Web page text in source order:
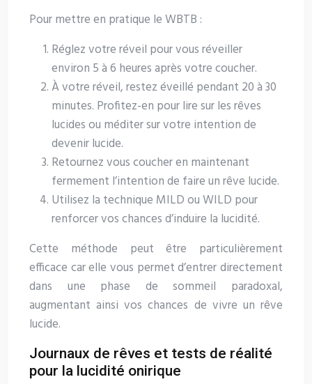
Pour mettre en pratique le WBTB :
Réglez votre réveil pour vous réveiller
environ 5 à 6 heures après votre coucher.
À votre réveil, restez éveillé pendant 20 à 30
minutes. Profitez-en pour lire sur les rêves
lucides ou méditer sur votre intention de
devenir lucide.
Retournez vous coucher en maintenant
fermement l’intention de faire un rêve lucide.
Utilisez la technique MILD ou WILD pour
renforcer vos chances d’induire la lucidité.
Cette méthode peut être particulièrement
efficace car elle vous permet d’entrer directement
dans une phase de sommeil paradoxal,
augmentant ainsi vos chances de vivre un rêve
lucide.
Journaux de rêves et tests de réalité
pour la lucidité onirique